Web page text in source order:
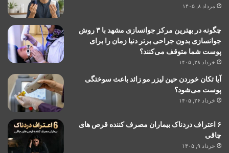
مرداد ۸, ۱۴۰۵
چگونه در بهترین مرکز جوانسازی مشهد با ۳ روش
جوانسازی بدون جراحی برتر دنیا زمان را برای
پوست شما متوقف می‌کنند؟
خرداد ۲۸, ۱۴۰۵
آیا تکان خوردن حین لیزر مو زائد باعث سوختگی
پوست می‌شود؟
خرداد ۲۶, ۱۴۰۵
۶ اعتراف دردناک بیماران مصرف کننده قرص های
چاقی
خرداد ۹, ۱۴۰۵